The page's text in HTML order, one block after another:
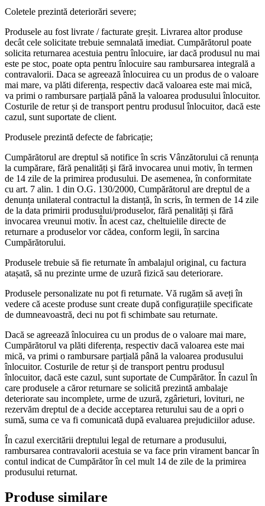
Coletele prezintă deteriorări severe;
Produsele au fost livrate / facturate greșit. Livrarea altor produse
decât cele solicitate trebuie semnalată imediat. Cumpărătorul poate
solicita returnarea acestuia pentru înlocuire, iar dacă produsul nu mai
este pe stoc, poate opta pentru înlocuire sau rambursarea integrală a
contravalorii. Daca se agreează înlocuirea cu un produs de o valoare
mai mare, va plăti diferența, respectiv dacă valoarea este mai mică,
va primi o rambursare parțială până la valoarea produsului înlocuitor.
Costurile de retur și de transport pentru produsul înlocuitor, dacă este
cazul, sunt suportate de client.
Produsele prezintă defecte de fabricație;
Cumpărătorul are dreptul să notifice în scris Vânzătorului că renunța
la cumpărare, fără penalități şi fără invocarea unui motiv, în termen
de 14 zile de la primirea produsului. De asemenea, în conformitate
cu art. 7 alin. 1 din O.G. 130/2000, Cumpărătorul are dreptul de a
denunța unilateral contractul la distanță, în scris, în termen de 14 zile
de la data primirii produsului/produselor, fără penalități și fără
invocarea vreunui motiv. În acest caz, cheltuielile directe de
returnare a produselor vor cădea, conform legii, în sarcina
Cumpărătorului.
Produsele trebuie să fie returnate în ambalajul original, cu factura
atașată, să nu prezinte urme de uzură fizică sau deteriorare.
Produsele personalizate nu pot fi returnate. Vă rugăm să aveți în
vedere că aceste produse sunt create după configurațiile specificate
de dumneavoastră, deci nu pot fi schimbate sau returnate.
Dacă se agreează înlocuirea cu un produs de o valoare mai mare,
Cumpărătorul va plăti diferența, respectiv dacă valoarea este mai
mică, va primi o rambursare parțială până la valoarea produsului
înlocuitor. Costurile de retur și de transport pentru produsul
înlocuitor, dacă este cazul, sunt suportate de Cumpărător. În cazul în
care produsele a căror returnare se solicită prezintă ambalaje
deteriorate sau incomplete, urme de uzură, zgârieturi, lovituri, ne
rezervăm dreptul de a decide acceptarea returului sau de a opri o
sumă, suma ce va fi comunicată după evaluarea prejudiciilor aduse.
În cazul exercitării dreptului legal de returnare a produsului,
rambursarea contravalorii acestuia se va face prin virament bancar în
contul indicat de Cumpărător în cel mult 14 de zile de la primirea
produsului returnat.
Produse similare